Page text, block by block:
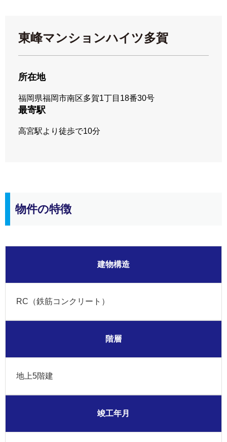
東峰マンションハイツ多賀
所在地
福岡県福岡市南区多賀1丁目18番30号
最寄駅
高宮駅より徒歩で10分
物件の特徴
建物構造
RC（鉄筋コンクリート）
階層
地上5階建
竣工年月